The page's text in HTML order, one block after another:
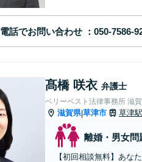
電話でお問い合わせ
髙橋 咲衣 弁護士
ベリーベスト法律事務所 滋
滋賀県|草津市 草津駅
離婚・男女問
【初回相談無料】あな